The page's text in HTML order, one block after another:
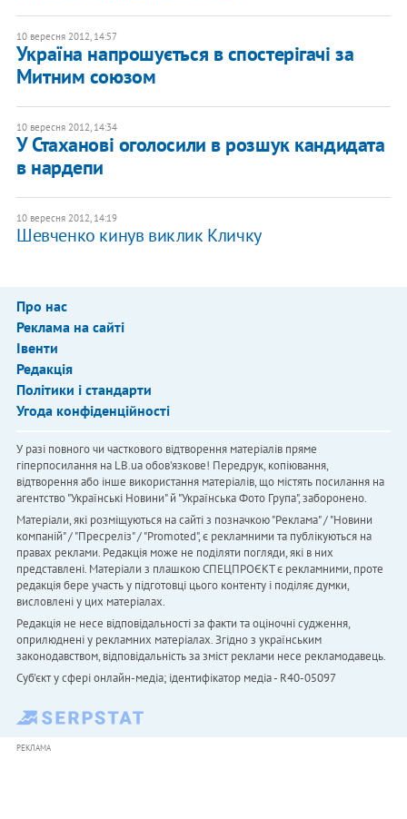
10 вересня 2012, 14:57
Україна напрошується в спостерігачі за
Митним союзом
10 вересня 2012, 14:34
У Стаханові оголосили в розшук кандидата
в нардепи
10 вересня 2012, 14:19
Шевченко кинув виклик Кличку
Про нас
Реклама на сайті
Івенти
Редакція
Політики і стандарти
Угода конфіденційності
У разі повного чи часткового відтворення матеріалів пряме
гіперпосилання на LB.ua обов'язкове! Передрук, копіювання,
відтворення або інше використання матеріалів, що містять посилання на
агентство "Українськi Новини" й "Українська Фото Група", заборонено.
Матеріали, які розміщуються на сайті з позначкою "Реклама" / "Новини
компаній" / "Пресреліз" / "Promoted", є рекламними та публікуються на
правах реклами. Редакція може не поділяти погляди, які в них
представлені. Матеріали з плашкою СПЕЦПРОЄКТ є рекламними, проте
редакція бере участь у підготовці цього контенту і поділяє думки,
висловлені у цих матеріалах.
Редакція не несе відповідальності за факти та оціночні судження,
оприлюднені у рекламних матеріалах. Згідно з українським
законодавством, відповідальність за зміст реклами несе рекламодавець.
Cуб'єкт у сфері онлайн-медіа; ідентифікатор медіа - R40-05097
РЕКЛАМА